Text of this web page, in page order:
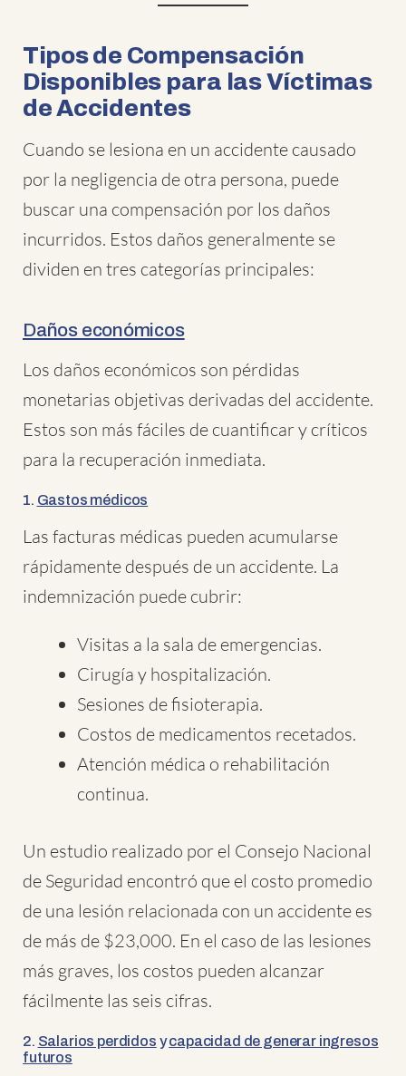
Tipos de Compensación
Disponibles para las Víctimas
de Accidentes
Cuando se lesiona en un accidente causado
por la negligencia de otra persona, puede
buscar una compensación por los daños
incurridos. Estos daños generalmente se
dividen en tres categorías principales:
Daños económicos
Los daños económicos son pérdidas
monetarias objetivas derivadas del accidente.
Estos son más fáciles de cuantificar y críticos
para la recuperación inmediata.
1. Gastos médicos
Las facturas médicas pueden acumularse
rápidamente después de un accidente. La
indemnización puede cubrir:
Visitas a la sala de emergencias.
Cirugía y hospitalización.
Sesiones de fisioterapia.
Costos de medicamentos recetados.
Atención médica o rehabilitación
continua.
Un estudio realizado por el Consejo Nacional
de Seguridad encontró que el costo promedio
de una lesión relacionada con un accidente es
de más de $23,000. En el caso de las lesiones
más graves, los costos pueden alcanzar
fácilmente las seis cifras.
2. Salarios perdidos ycapacidad de generar ingresos
futuros